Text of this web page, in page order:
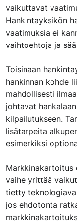
vaikuttavat
Hankintayksikön
vaatimuksia ei
vaihtoehtoja ja
Toisinaan
hankinnan kohde
mahdollisesti
johtavat
kilpailutukseen.
lisätarpeita
esimerkiksi
Markkinakartoitus
vaihe yrittää
tietty
jos ehdotonta